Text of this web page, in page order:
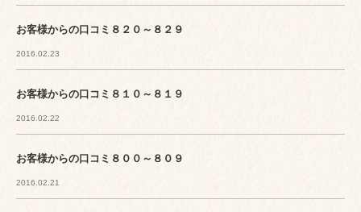
お客様からの口コミ８２０～８２９
2016.02.23
お客様からの口コミ８１０～８１９
2016.02.22
お客様からの口コミ８００～８０９
2016.02.21